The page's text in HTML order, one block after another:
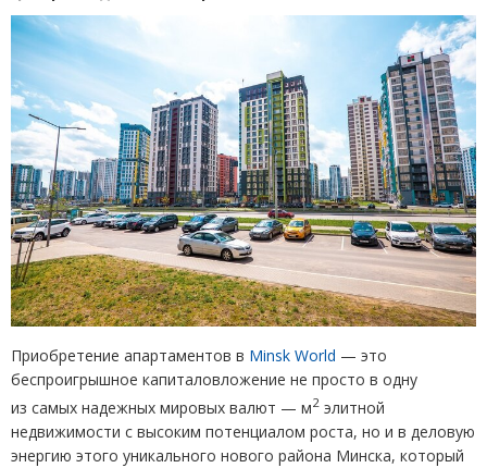
Приобретение апартаментов в Minsk World — это
беспроигрышное капиталовложение не просто в одну
из самых надежных мировых валют — м2 элитной
недвижимости с высоким потенциалом роста, но и в деловую
энергию этого уникального нового района Минска, который